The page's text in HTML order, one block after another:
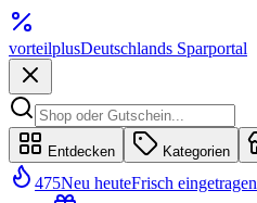
vorteilplusDeutschlands Sparportal
Entdecken Kategorien
475Neu heuteFrisch eingetragen